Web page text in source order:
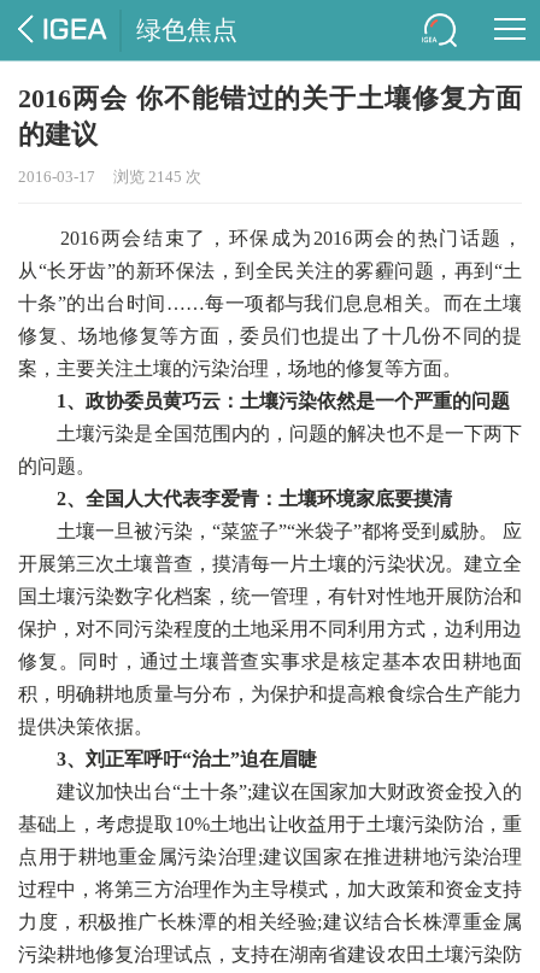
绿色焦点
2016两会 你不能错过的关于土壤修复方面
的建议
2016-03-17 浏览 2145 次
2016两会结束了，环保成为2016两会的热门话题，
从“长牙齿”的新环保法，到全民关注的雾霾问题，再到“土
十条”的出台时间……每一项都与我们息息相关。而在土壤
修复、场地修复等方面，委员们也提出了十几份不同的提
案，主要关注土壤的污染治理，场地的修复等方面。
1、政协委员黄巧云：土壤污染依然是一个严重的问题
土壤污染是全国范围内的，问题的解决也不是一下两下
的问题。
2、全国人大代表李爱青：土壤环境家底要摸清
土壤一旦被污染，“菜篮子”“米袋子”都将受到威胁。 应
开展第三次土壤普查，摸清每一片土壤的污染状况。建立全
国土壤污染数字化档案，统一管理，有针对性地开展防治和
保护，对不同污染程度的土地采用不同利用方式，边利用边
修复。同时，通过土壤普查实事求是核定基本农田耕地面
积，明确耕地质量与分布，为保护和提高粮食综合生产能力
提供决策依据。
3、刘正军呼吁“治土”迫在眉睫
建议加快出台“土十条”;建议在国家加大财政资金投入的
基础上，考虑提取10%土地出让收益用于土壤污染防治，重
点用于耕地重金属污染治理;建议国家在推进耕地污染治理
过程中，将第三方治理作为主导模式，加大政策和资金支持
力度，积极推广长株潭的相关经验;建议结合长株潭重金属
污染耕地修复治理试点，支持在湖南省建设农田土壤污染防